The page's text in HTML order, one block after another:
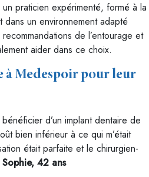
praticien expérimenté, formé à la
un environnement adapté
de l’entourage et
aider dans ce choix.
à Medespoir pour leur
d’un implant dentaire de
bien inférieur à ce qui m’était
était parfaite et le chirurgien-
Sophie, 42 ans